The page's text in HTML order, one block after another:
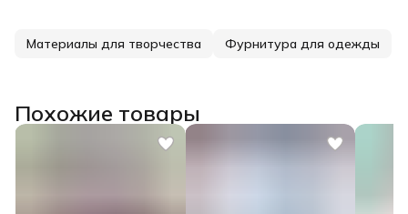
Материалы для творчества Фурнитура для одежды
Похожие товары